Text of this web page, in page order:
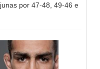
por 47-48, 49-46 e